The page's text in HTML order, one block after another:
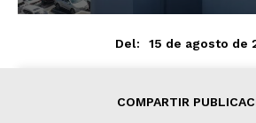
Del: 15 de agosto de
COMPARTIR